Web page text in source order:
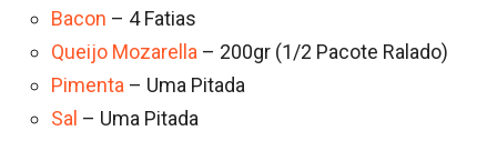
Bacon – 4 Fatias
Queijo Mozarella – 200gr (1/2 Pacote Ralado)
Pimenta – Uma Pitada
Sal – Uma Pitada